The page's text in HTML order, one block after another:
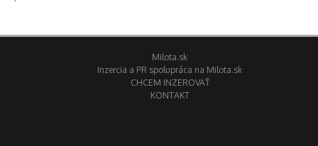
Milota.sk
Inzercia a PR spolupráca na Milota.sk
CHCEM INZEROVAŤ
KONTAKT